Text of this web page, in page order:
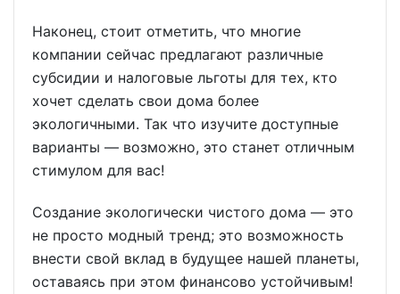
Наконец, стоит отметить, что многие
компании сейчас предлагают различные
субсидии и налоговые льготы для тех, кто
хочет сделать свои дома более
экологичными. Так что изучите доступные
варианты — возможно, это станет отличным
стимулом для вас!
Создание экологически чистого дома — это
не просто модный тренд; это возможность
внести свой вклад в будущее нашей планеты,
оставаясь при этом финансово устойчивым!